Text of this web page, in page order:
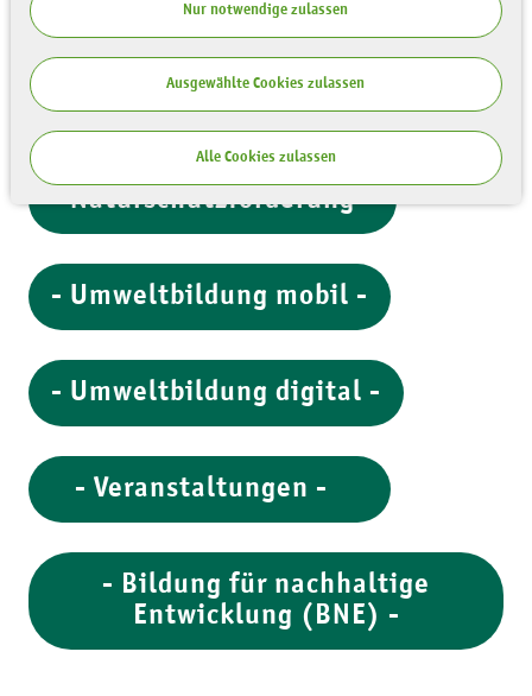
Nur notwendige zulassen
Ausgewählte Cookies zulassen
Alle Cookies zulassen
So werden wir tätig:
- Flächenpflege -
- Naturschutzförderung -
- Umweltbildung mobil -
- Umweltbildung digital -
- Veranstaltungen -
- Bildung für nachhaltige
Entwicklung (BNE) -